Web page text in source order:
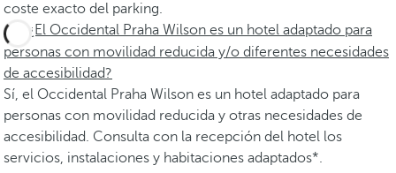
coste exacto del parking.
¿El Occidental Praha Wilson es un hotel adaptado para
personas con movilidad reducida y/o diferentes necesidades
de accesibilidad?
Sí, el Occidental Praha Wilson es un hotel adaptado para
personas con movilidad reducida y otras necesidades de
accesibilidad. Consulta con la recepción del hotel los
servicios, instalaciones y habitaciones adaptados*.